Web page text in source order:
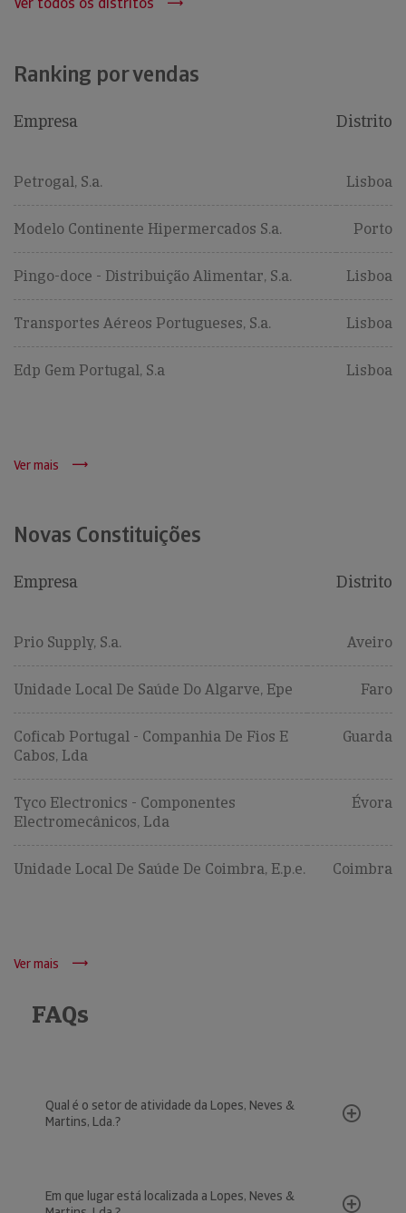
Ranking por vendas
Empresa Distrito
Petrogal, S.a. Lisboa
Modelo Continente Hipermercados S.a. Porto
Pingo-doce - Distribuição Alimentar, S.a. Lisboa
Transportes Aéreos Portugueses, S.a. Lisboa
Edp Gem Portugal, S.a Lisboa
Ver mais
Novas Constituições
Empresa Distrito
Prio Supply, S.a. Aveiro
Unidade Local De Saúde Do Algarve, Epe Faro
Coficab Portugal - Companhia De Fios E
Cabos, Lda
Guarda
Tyco Electronics - Componentes
Electromecânicos, Lda
Évora
Unidade Local De Saúde De Coimbra, E.p.e. Coimbra
Ver mais
FAQs
Qual é o setor de atividade da Lopes, Neves &
Martins, Lda.?
Em que lugar está localizada a Lopes, Neves &